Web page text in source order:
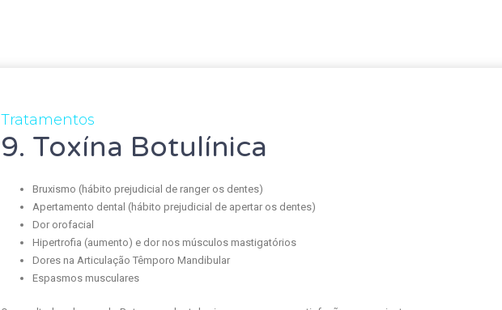
Tratamentos
9. Toxína Botulínica
Bruxismo (hábito prejudicial de ranger os dentes)
Apertamento dental (hábito prejudicial de apertar os dentes)
Dor orofacial
Hipertrofia (aumento) e dor nos músculos mastigatórios
Dores na Articulação Têmporo Mandibular
Espasmos musculares